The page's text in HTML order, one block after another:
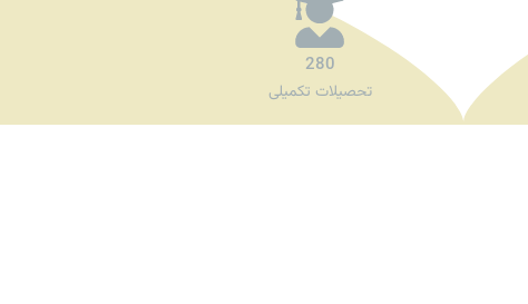
تحصیلات تکمیلی
280